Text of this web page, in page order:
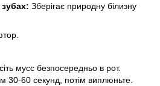
Зберігає природну білизну
мусс безпосередньо в рот.
30-60 секунд, потім виплюньте.